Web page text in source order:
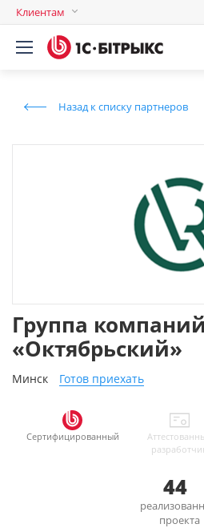
Клиентам
Пароль
Забыли свой
или войдите
Назад к списку партнеров
Группа
«Октябрьский»
Минск Готов приехать
Сертифицированный
44
проекта